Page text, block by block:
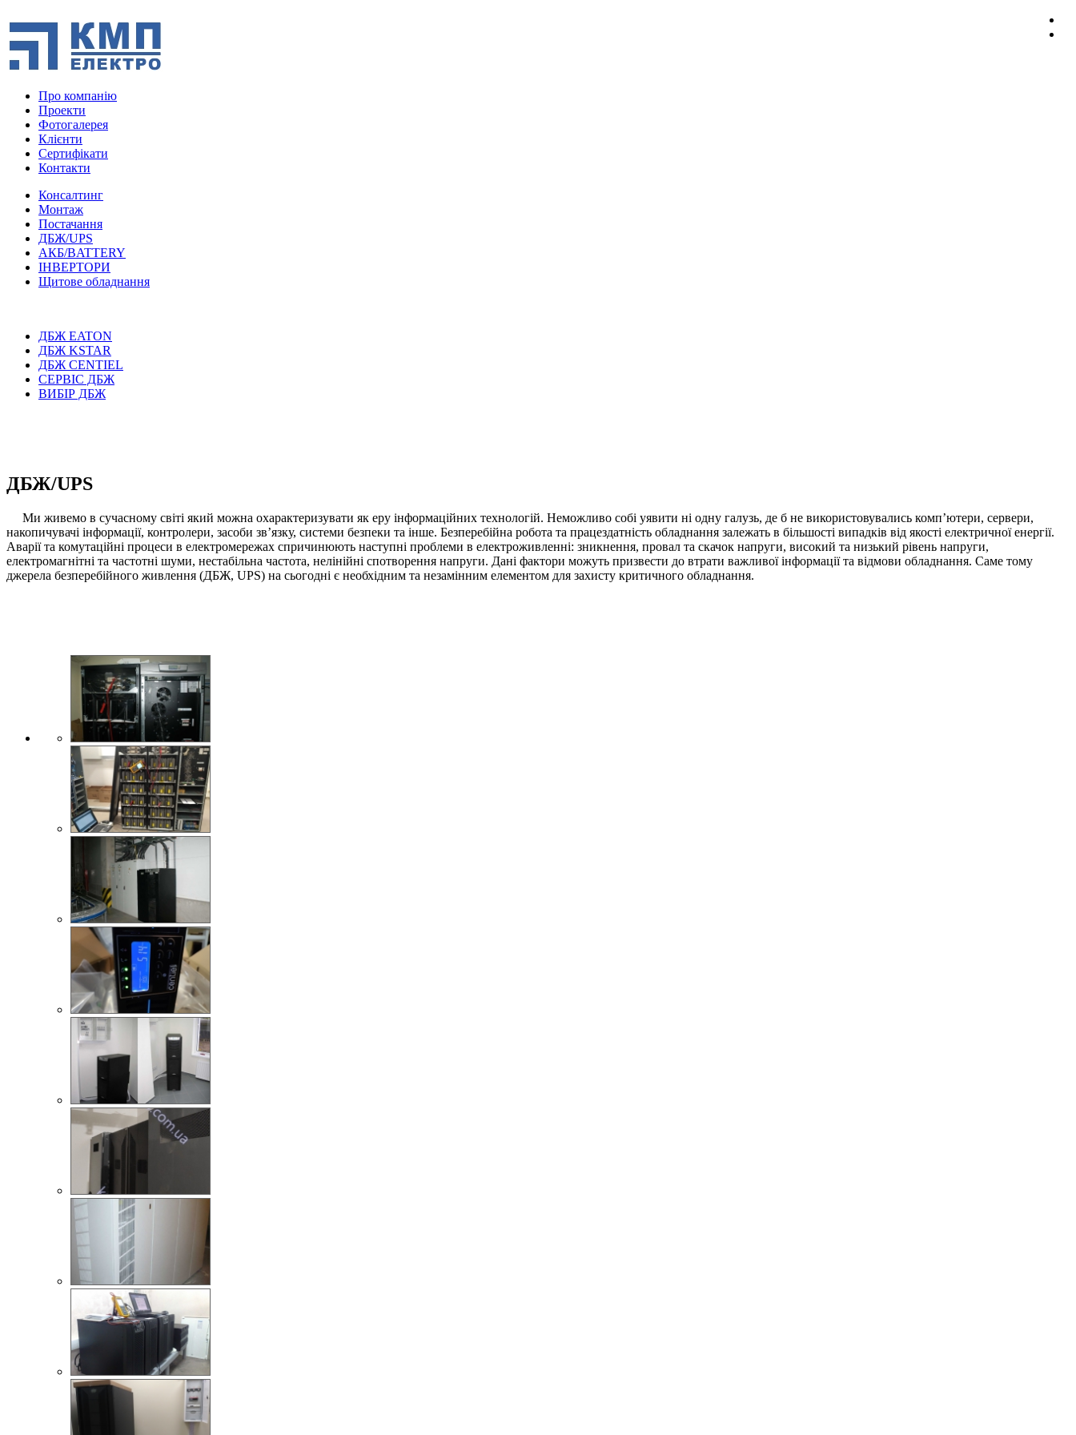
Про компанію
Проекти
Фотогалерея
Клієнти
Сертифікати
Контакти
Консалтинг
Монтаж
Постачання
ДБЖ/UPS
АКБ/BATTERY
ІНВЕРТОРИ
Щитове обладнання
ДБЖ EATON
ДБЖ KSTAR
ДБЖ CENTIEL
СЕРВІС ДБЖ
ВИБІР ДБЖ
ДБЖ/UPS
Ми живемо в сучасному світі який можна охарактеризувати як еру інформаційних технологій. Неможливо собі уявити ні одну галузь, де б не використовувались комп’ютери, сервери,
накопичувачі інформації, контролери, засоби зв’язку, системи безпеки та інше. Безперебійна робота та працездатність обладнання залежать в більшості випадків від якості електричної енергії.
Аварії та комутаційні процеси в електромережах спричинюють наступні проблеми в електроживленні: зникнення, провал та скачок напруги, високий та низький рівень напруги,
електромагнітні та частотні шуми, нестабільна частота, нелінійні спотворення напруги. Дані фактори можуть призвести до втрати важливої інформації та відмови обладнання. Саме тому
джерела безперебійного живлення (ДБЖ, UPS) на сьогодні є необхідним та незамінним елементом для захисту критичного обладнання.